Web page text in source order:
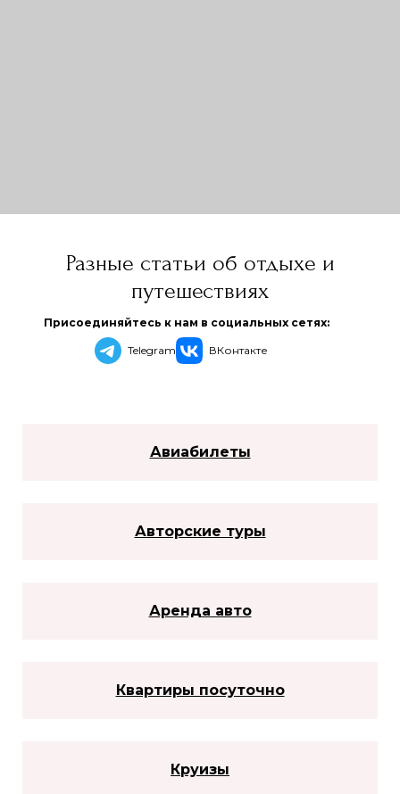
Присоединяйтесь к нам в социальных сетях:
Telegram ВКонтакте
Разные статьи об отдыхе и
путешествиях
Авиабилеты
Авторские туры
Аренда авто
Квартиры посуточно
Круизы